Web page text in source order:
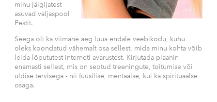
minu jälgijatest
asuvad väljaspool
Eestit.
Seega oli ka viimane aeg luua endale veebikodu, kuhu
oleks koondatud vähemalt osa sellest, mida minu kohta võib
leida lõpututest interneti avarustest. Kirjutada plaanin
enamasti sellest, mis on seotud treeningute, toitumise või
üldise tervisega - nii füüsilise, mentaalse, kui ka spirituaalse
osaga.